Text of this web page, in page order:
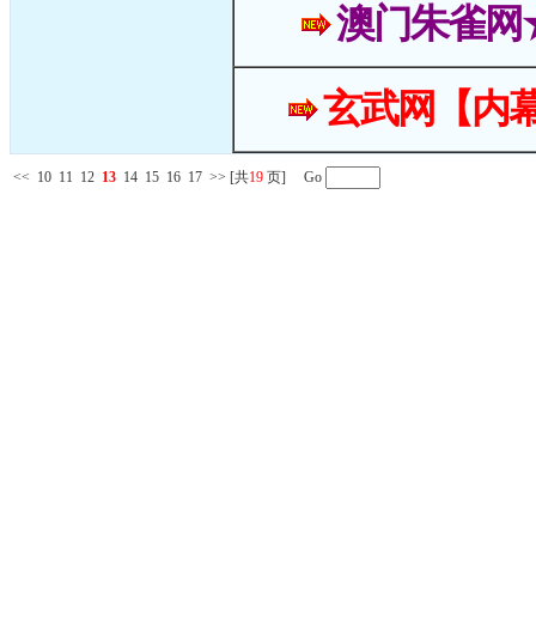
澳门朱雀
玄武网【内
<< 10 11 12 13 14 15 16 17 >> [共19 页] Go